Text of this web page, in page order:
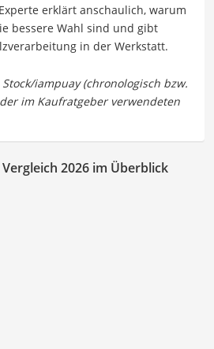
erklärt anschaulich, warum
bessere Wahl sind und gibt
in der Werkstatt.
2026 im Überblick